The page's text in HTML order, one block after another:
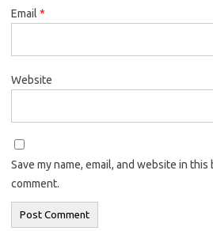
Email *
Website
Save my name, email, and website in
comment.